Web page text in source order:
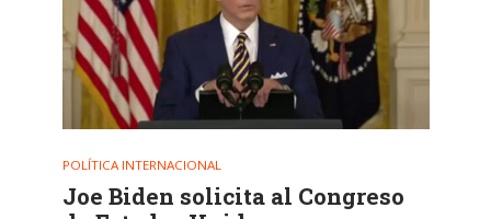
POLÍTICA INTERNACIONAL
Joe Biden solicita al Congreso